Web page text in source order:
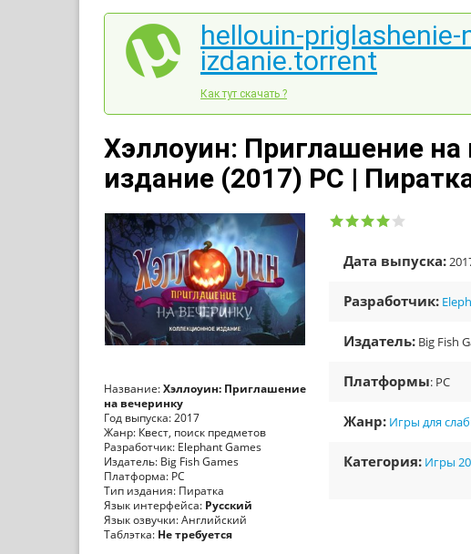
hellouin-
izdanie.torrent
Как тут скачать ?
Хэллоуин: Приглашение на
издание (2017) PC |
Дата выпуска:
Разработчик:
Издатель: Big Fish
Платформы: PC
Жанр: Игры для
Категория: Игры
Название:Хэллоуин: Приглашение
на вечеринку
Год выпуска: 2017
Жанр: Квест, поиск предметов
Разработчик: Elephant Games
Издатель: Big Fish Games
Платформа: PC
Тип издания: Пиратка
Язык интерфейса: Русский
Язык озвучки: Английский
Таблэтка: Не требуется